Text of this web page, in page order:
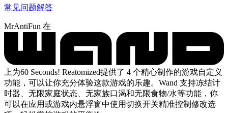
常见问题解答
MrAntiFun 在
上为60 Seconds! Reatomized提供了 4 个精心制作的游戏自定义
功能，可以让你充分体验这款游戏的乐趣。Wand 支持冻结计
时器、无限家庭状态、无家族口渴和无限食物/水等功能，你
可以在应用或游戏内悬浮窗中使用切换开关精准控制修改选